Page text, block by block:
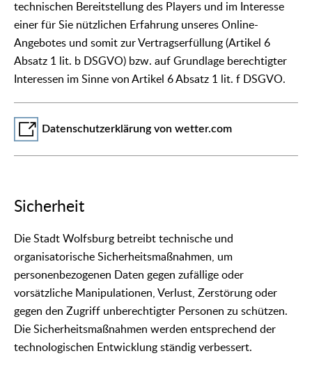
technischen Bereitstellung des Players und im Interesse
einer für Sie nützlichen Erfahrung unseres Online-
Angebotes und somit zur Vertragserfüllung (Artikel 6
Absatz 1 lit. b DSGVO) bzw. auf Grundlage berechtigter
Interessen im Sinne von Artikel 6 Absatz 1 lit. f DSGVO.
Datenschutzerklärung von wetter.com
Sicherheit
Die Stadt Wolfsburg betreibt technische und
organisatorische Sicherheitsmaßnahmen, um
personenbezogenen Daten gegen zufällige oder
vorsätzliche Manipulationen, Verlust, Zerstörung oder
gegen den Zugriff unberechtigter Personen zu schützen.
Die Sicherheitsmaßnahmen werden entsprechend der
technologischen Entwicklung ständig verbessert.